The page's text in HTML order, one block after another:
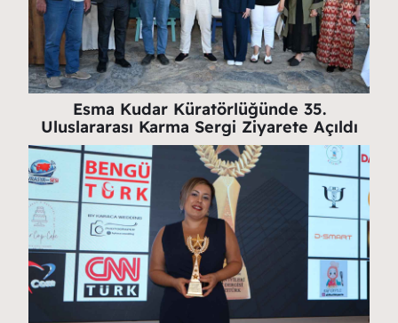
Esma Kudar Küratörlüğünde 35.
Uluslararası Karma Sergi Ziyarete Açıldı